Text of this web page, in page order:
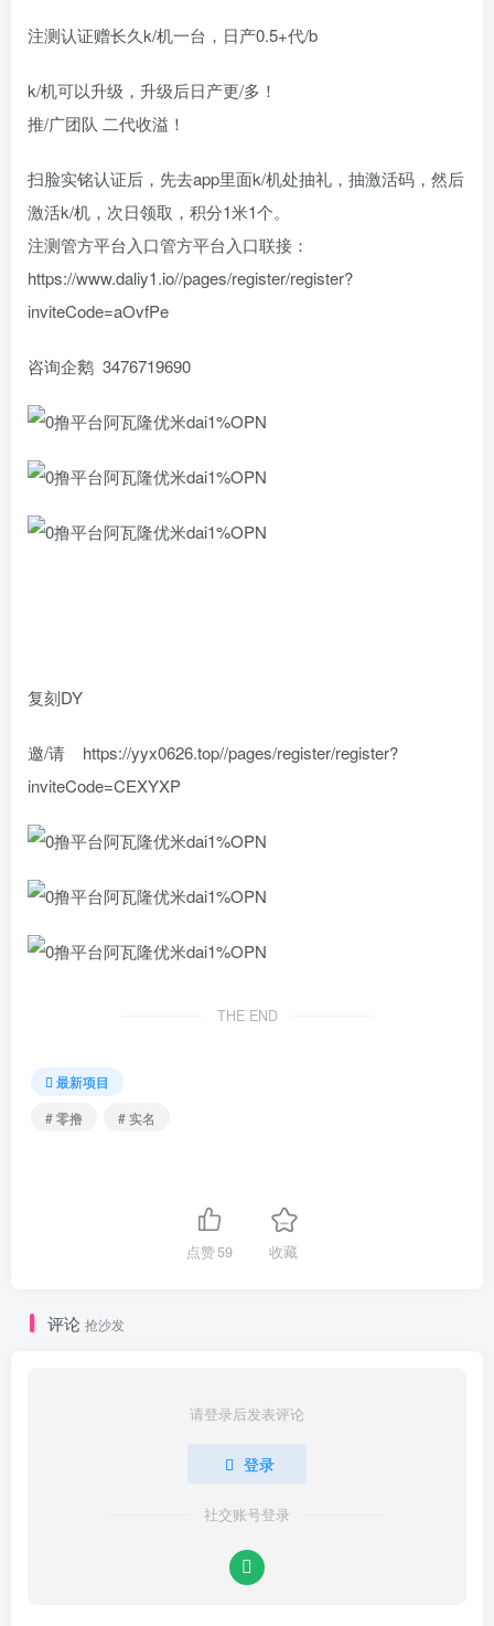
注测认证赠长久k/机一台，日产0.5+代/b
k/机可以升级，升级后日产更/多！
推/广团队 二代收溢！
扫脸实铭认证后，先去app里面k/机处抽礼，抽激活码，然后
激活k/机，次日领取，积分1米1个。
注测管方平台入口管方平台入口联接：
https://www.daliy1.io//pages/register/register?
inviteCode=aOvfPe
咨询企鹅 3476719690
复刻DY
邀/请 https://yyx0626.top//pages/register/register?
inviteCode=CEXYXP
THE END
最新项目
# 零撸
# 实名
点赞59 收藏
评论 抢沙发
请登录后发表评论
登录
社交账号登录